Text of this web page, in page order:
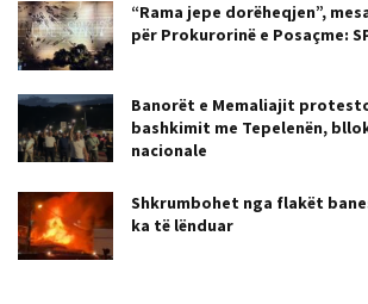
“Rama jepe dorëheqjen”,
për Prokurorinë e Posaçme:
Banorët e Memaliajit
bashkimit me Tepelenën,
nacionale
Shkrumbohet nga flakët
ka të lënduar